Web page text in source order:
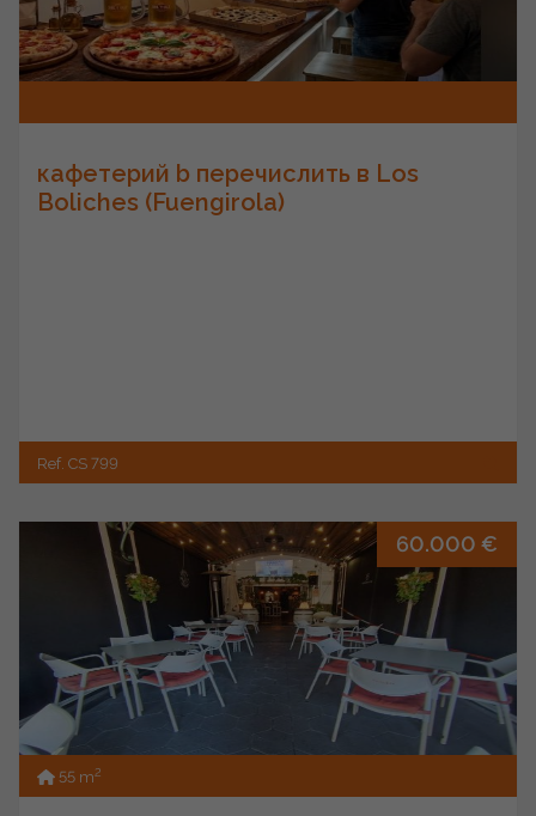
кафетерий b перечислить в Los
Boliches (Fuengirola)
Ref. CS 799
60.000 €
55 m2